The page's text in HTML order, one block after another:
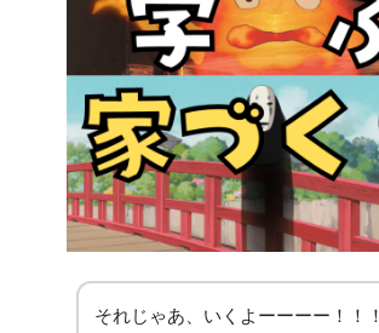
それじゃあ、いくよーーーー！！！